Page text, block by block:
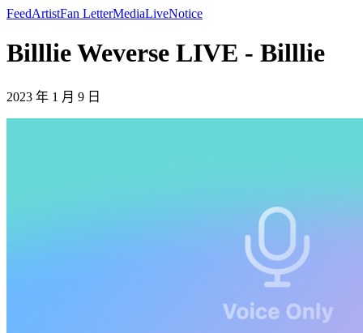
FeedArtistFan LetterMediaLiveNotice
Billlie Weverse LIVE - Billlie
2023 年 1 月 9 日